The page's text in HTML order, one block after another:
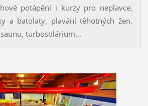
potápění i kurzy pro neplavce,
a batolaty, plavání těhotných žen.
turbosolárium...